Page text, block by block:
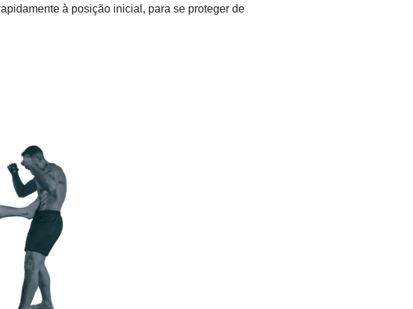
à posição inicial, para se proteger de